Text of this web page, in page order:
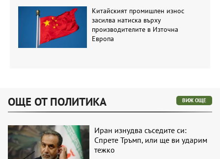
Китайският промишлен износ
засилва натиска върху
производителите в Източна
Европа
ОЩЕ ОТ ПОЛИТИКА ВИЖ ОЩЕ
Иран изнудва съседите си:
Спрете Тръмп, или ще ви ударим
тежко